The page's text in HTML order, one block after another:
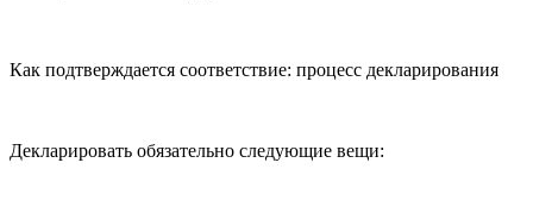
Как подтверждается соответствие: процесс декларирования
Декларировать обязательно следующие вещи: